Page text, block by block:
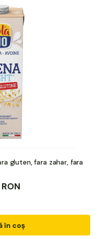
gluten, fara zahar, fara
în coș